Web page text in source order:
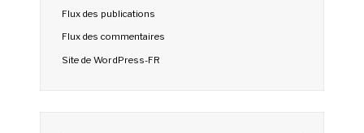
Flux des publications
Flux des commentaires
Site de WordPress-FR